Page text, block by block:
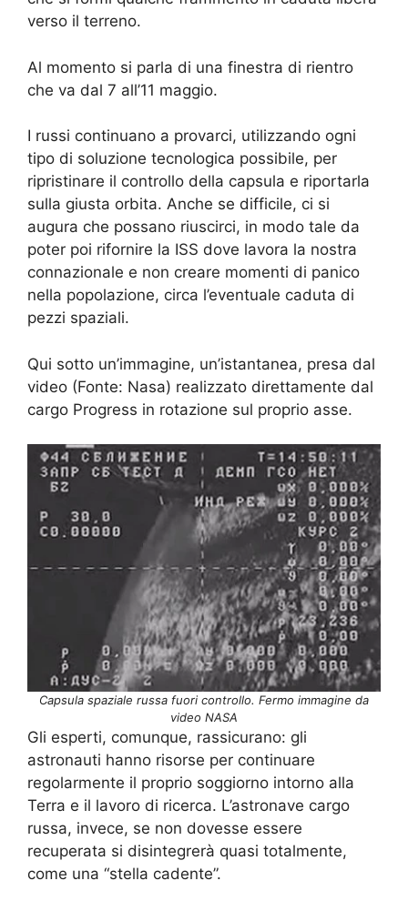
verso il terreno.
Al momento si parla di una finestra di rientro
che va dal 7 all’11 maggio.
I russi continuano a provarci, utilizzando ogni
tipo di soluzione tecnologica possibile, per
ripristinare il controllo della capsula e riportarla
sulla giusta orbita. Anche se difficile, ci si
augura che possano riuscirci, in modo tale da
poter poi rifornire la ISS dove lavora la nostra
connazionale e non creare momenti di panico
nella popolazione, circa l’eventuale caduta di
pezzi spaziali.
Qui sotto un’immagine, un’istantanea, presa dal
video (Fonte: Nasa) realizzato direttamente dal
cargo Progress in rotazione sul proprio asse.
Capsula spaziale russa fuori controllo. Fermo immagine da
video NASA
Gli esperti, comunque, rassicurano: gli
astronauti hanno risorse per continuare
regolarmente il proprio soggiorno intorno alla
Terra e il lavoro di ricerca. L’astronave cargo
russa, invece, se non dovesse essere
recuperata si disintegrerà quasi totalmente,
come una “stella cadente”.